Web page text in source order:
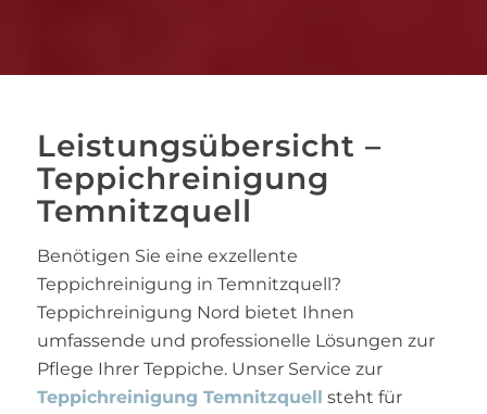
Leistungsübersicht –
Teppichreinigung
Temnitzquell
Benötigen Sie eine exzellente
Teppichreinigung in Temnitzquell?
Teppichreinigung Nord bietet Ihnen
umfassende und professionelle Lösungen zur
Pflege Ihrer Teppiche. Unser Service zur
Teppichreinigung Temnitzquell steht für